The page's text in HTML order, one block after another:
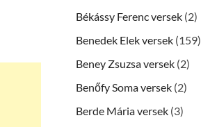
Békássy Ferenc versek (2)
Benedek Elek versek (159)
Beney Zsuzsa versek (2)
Benőfy Soma versek (2)
Berde Mária versek (3)